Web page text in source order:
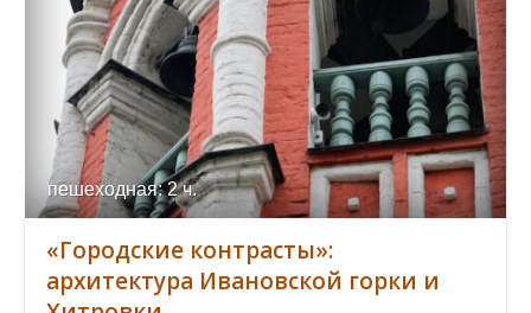
пешеходная: 2 ч.
«Городские контрасты»:
архитектура Ивановской горки и